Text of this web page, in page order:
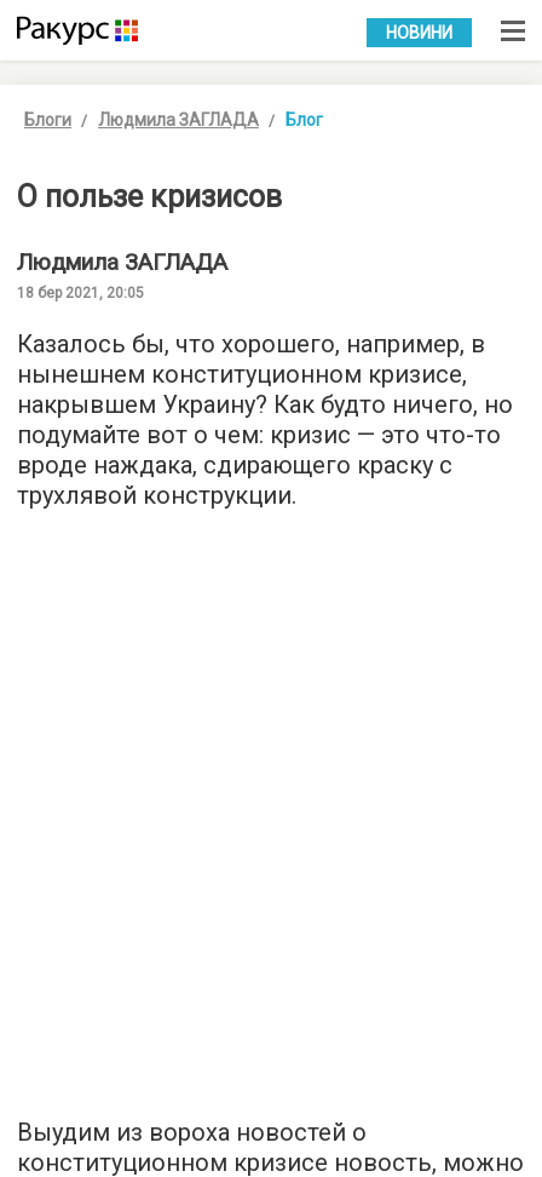
УКР РУС
НОВИНИ
Блоги Людмила ЗАГЛАДА Блог
О пользе кризисов
Людмила ЗАГЛАДА
18 бер 2021, 20:05
Казалось бы, что хорошего, например, в
нынешнем конституционном кризисе,
накрывшем Украину? Как будто ничего, но
подумайте вот о чем: кризис — это что-то
вроде наждака, сдирающего краску с
трухлявой конструкции.
Выудим из вороха новостей о
конституционном кризисе новость, можно